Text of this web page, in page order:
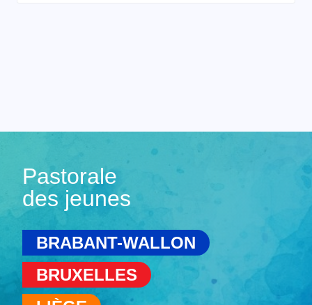
Pastorale
des jeunes
BRABANT-WALLON
BRUXELLES